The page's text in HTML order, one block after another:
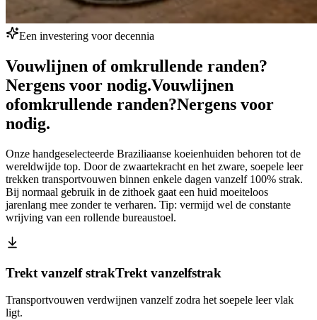
Een investering voor decennia
Vouwlijnen of omkrullende randen?
Nergens voor nodig.Vouwlijnen
ofomkrullende randen?Nergens voor
nodig.
Onze handgeselecteerde Braziliaanse koeienhuiden behoren tot de
wereldwijde top. Door de zwaartekracht en het zware, soepele leer
trekken transportvouwen binnen enkele dagen vanzelf 100% strak.
Bij normaal gebruik in de zithoek gaat een huid moeiteloos
jarenlang mee zonder te verharen. Tip: vermijd wel de constante
wrijving van een rollende bureaustoel.
Trekt vanzelf strakTrekt vanzelfstrak
Transportvouwen verdwijnen vanzelf zodra het soepele leer vlak
ligt.